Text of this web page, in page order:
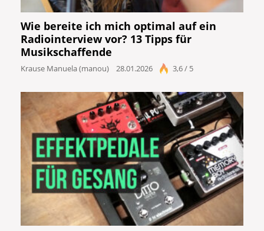
Wie bereite ich mich optimal auf ein
Radiointerview vor? 13 Tipps für
Musikschaffende
Krause Manuela (manou) 28.01.2026 3,6 / 5